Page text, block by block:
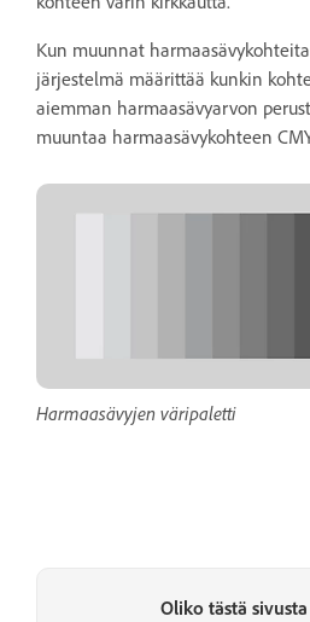
Kun muunnat
järjestelmä määrittää kunkin
aiemman harmaasävyarvon
muuntaa harmaasävykohteen
Harmaasävyjen väripaletti
Oliko tästä